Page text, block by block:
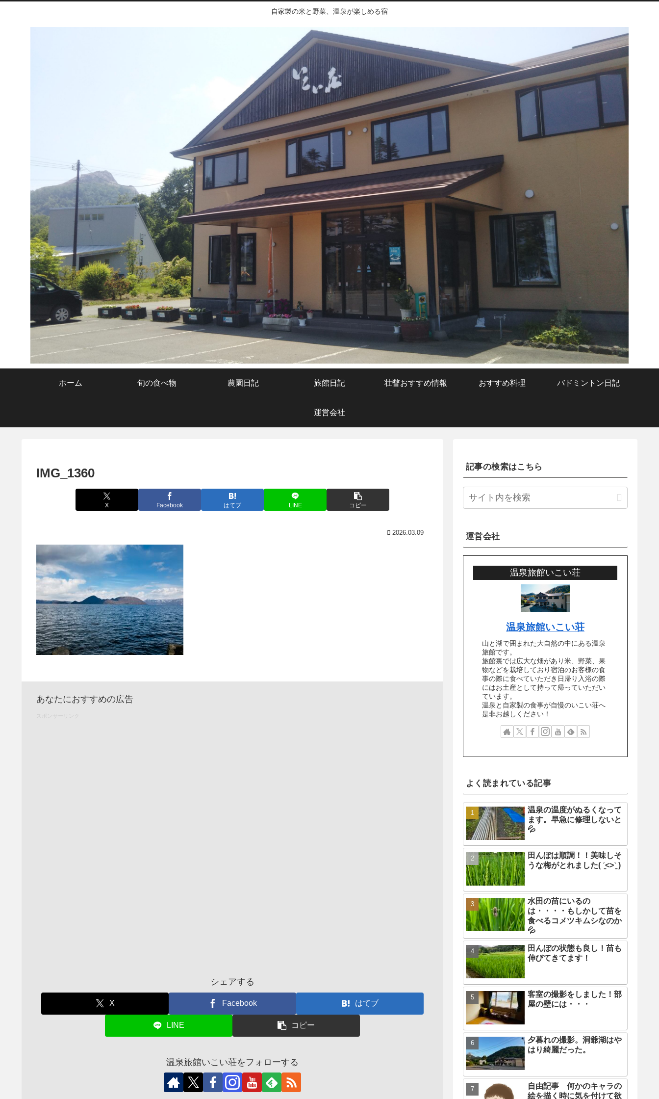
自家製の米と野菜、温泉が楽しめる宿
ホーム 旬の食べ物 農園日記 旅館日記 壮瞥おすすめ情報 おすすめ料理 バドミントン日記
運営会社
IMG_1360
X Facebook はてブ LINE コピー
2026.03.09
あなたにおすすめの広告
スポンサーリンク
シェアする
X Facebook はてブ
LINE コピー
温泉旅館いこい荘をフォローする
記事の検索はこちら
運営会社
温泉旅館いこい荘
温泉旅館いこい荘
山と湖で囲まれた大自然の中にある温泉
旅館です。
旅館裏では広大な畑があり米、野菜、果
物などを栽培しており宿泊のお客様の食
事の際に食べていただき日帰り入浴の際
にはお土産として持って帰っていただい
ています。
温泉と自家製の食事が自慢のいこい荘へ
是非お越しください！
よく読まれている記事
温泉の温度がぬるくなって
ます。早急に修理しないと
💦
田んぼは順調！！美味しそ
うな梅がとれました( ˊ̱˂˃ˋ̱ )
水田の苗にいるの
は・・・・もしかして苗を
食べるコメツキムシなのか
💦
田んぼの状態も良し！苗も
伸びてきてます！
客室の撮影をしました！部
屋の壁には・・・
夕暮れの撮影。洞爺湖はや
はり綺麗だった。
自由記事 何かのキャラの
絵を描く時に気を付けて欲